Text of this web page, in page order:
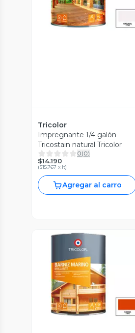
Tricolor
Impregnante 1/4 galón
Tricostain natural Tricolor
0(0)
$14.190
($15.767 x lt)
Agregar al carro
Vista Previa